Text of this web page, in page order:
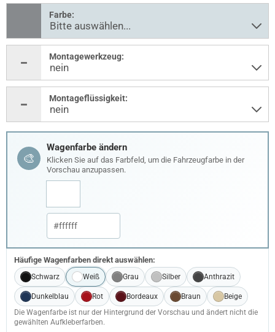
Farbe:
Montagewerkzeug:
Montageflüssigkeit:
🎨
Wagenfarbe ändern
Klicken Sie auf das Farbfeld, um die Fahrzeugfarbe in der
Vorschau anzupassen.
Häufige Wagenfarben direkt auswählen:
Schwarz Weiß Grau Silber Anthrazit
Dunkelblau Rot Bordeaux Braun
Beige
Die Wagenfarbe ist nur der Hintergrund der Vorschau und ändert nicht die
gewählten Aufkleberfarben.